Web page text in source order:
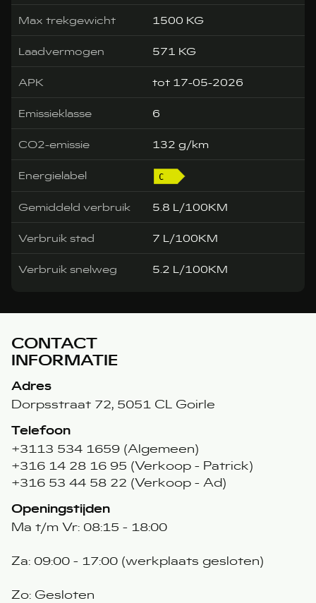
Max trekgewicht 1500 KG
Laadvermogen 571 KG
APK tot 17-05-2026
Emissieklasse 6
CO2-emissie 132 g/km
Energielabel
Gemiddeld verbruik 5.8 L/100KM
Verbruik stad 7 L/100KM
Verbruik snelweg 5.2 L/100KM
CONTACT
INFORMATIE
Adres
Dorpsstraat 72, 5051 CL Goirle
Telefoon
+3113 534 1659 (Algemeen)
+316 14 28 16 95 (Verkoop - Patrick)
+316 53 44 58 22 (Verkoop - Ad)
Openingstijden
Ma t/m Vr: 08:15 - 18:00
Za: 09:00 - 17:00 (werkplaats gesloten)
Zo: Gesloten